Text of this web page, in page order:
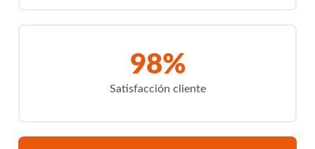
98%
Satisfacción cliente